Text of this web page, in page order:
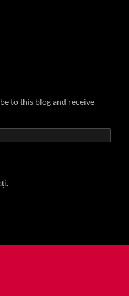
to this blog and receive